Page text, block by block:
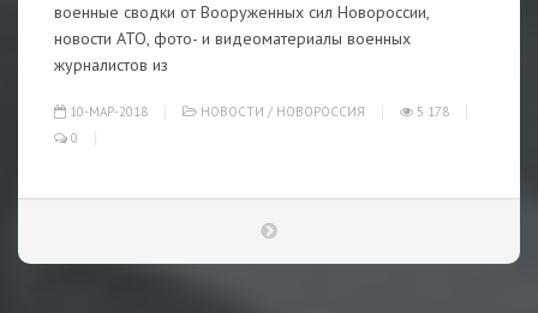
военные сводки от Вооруженных сил Новороссии,
новости АТО, фото- и видеоматериалы военных
журналистов из
10-МАР-2018 НОВОСТИ / НОВОРОССИЯ
5 178
0